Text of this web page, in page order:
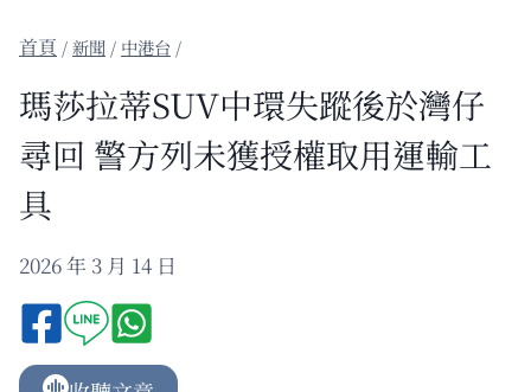
/新聞 / 中港台 /
瑪莎拉蒂SUV中環失蹤後於灣仔
尋回 警方列未獲授權取用運輸工
具
2026 年 3 月 14 日